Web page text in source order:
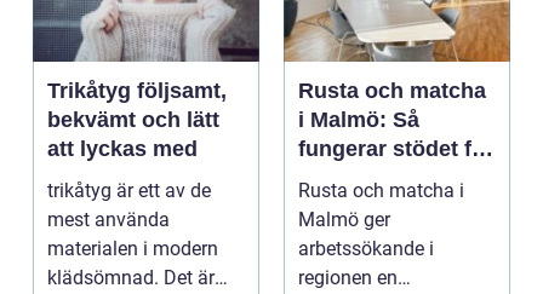
Trikåtyg följsamt,
bekvämt och lätt
att lyckas med
trikåtyg är ett av de
mest använda
materialen i modern
klädsömnad. Det är
Rusta och matcha
i Malmö: Så
fungerar stödet för
dig som söker
jobb
Rusta och matcha i
Malmö ger
arbetssökande i
regionen en